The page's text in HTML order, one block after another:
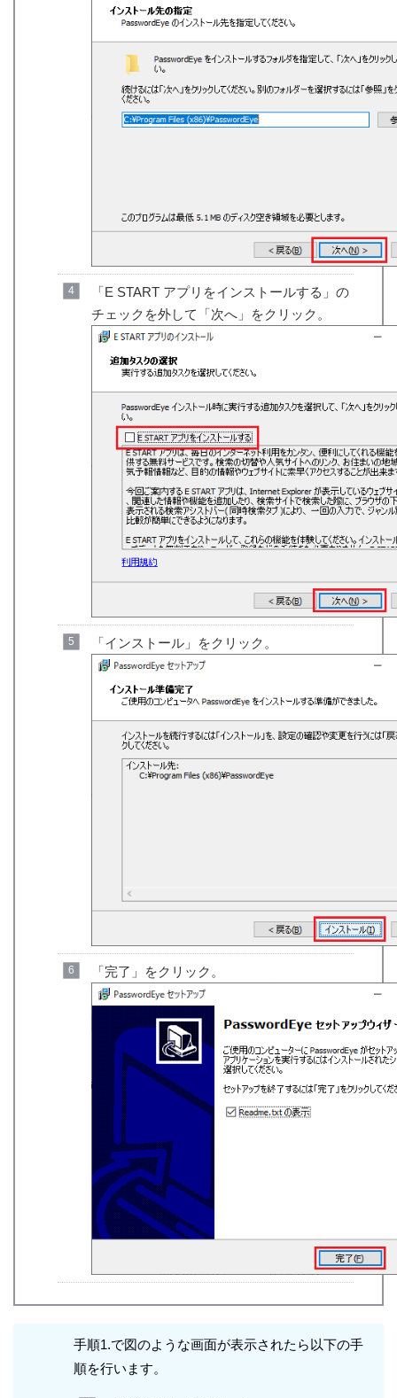
「E START アプリをインストールする」の
チェックを外して「次へ」をクリック。
「インストール」をクリック。
「完了」をクリック。
手順1.で図のような画面が表示されたら以下の手
順を行います。